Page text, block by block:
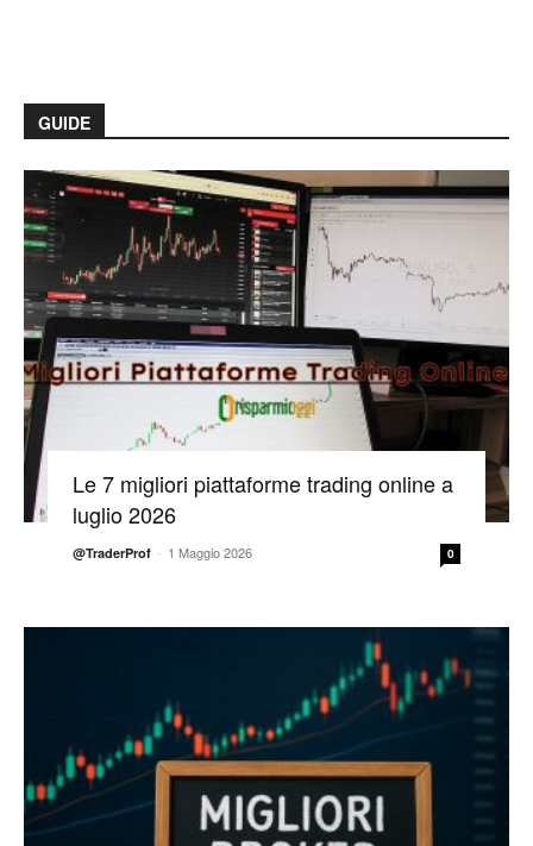
GUIDE
Le 7 migliori piattaforme trading online a
luglio 2026
@TraderProf - 1 Maggio 2026 0